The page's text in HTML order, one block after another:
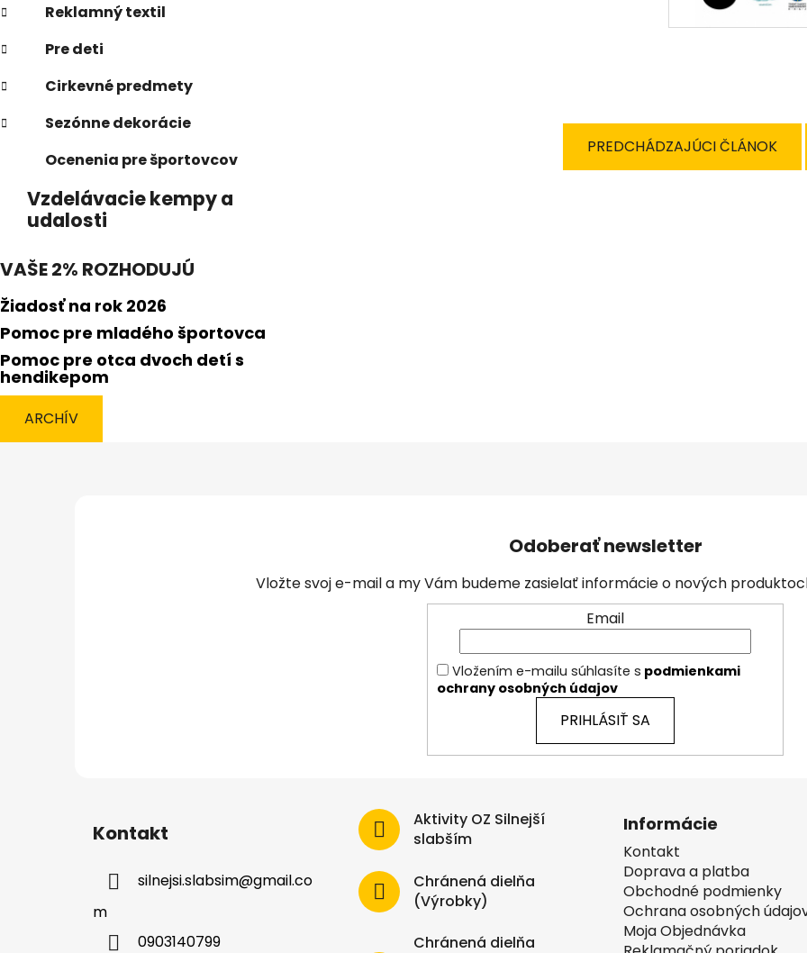
Reklamný textil
Pre deti
Cirkevné predmety
Sezónne dekorácie
Ocenenia pre športovcov
Vzdelávacie kempy a
udalosti
VAŠE 2% ROZHODUJÚ
Žiadosť na rok 2026
Pomoc pre mladého športovca
Pomoc pre otca dvoch detí s
hendikepom
ARCHÍV
PREDCHÁDZAJÚCI ČLÁNOK
Odoberať newsletter
Vložte svoj e-mail a my Vám budeme zasielať informácie o nových
Email
Vložením e-mailu súhlasíte s podmienkami
ochrany osobných údajov
PRIHLÁSIŤ SA
Kontakt
silnejsi.slabsim@gmail.co
m
0903140799
Aktivity OZ Silnejší
slabším
Chránená dielňa
(Výrobky)
Chránená dielňa
Informácie
Kontakt
Doprava a platba
Obchodné podmienky
Ochrana osobných
Moja Objednávka